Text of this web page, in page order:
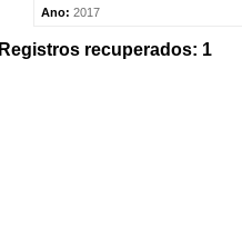
Ano: 2017
Registros recuperados: 1